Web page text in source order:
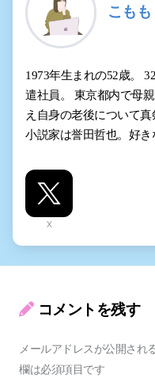
こもも
1973年生まれの52歳。
遣社員。 東京都内で母
え自身の老後について
小説家は誉田哲也。好き
X
コメントを残す
メールアドレスが公開され
欄は必須項目です